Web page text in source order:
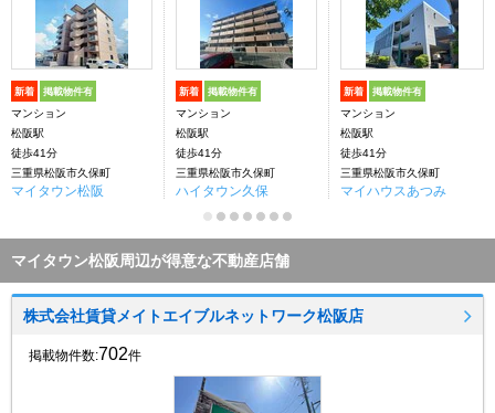
新着 掲載物件有
マンション
松阪駅
徒歩41分
三重県松阪市久保町
マイタウン松阪
新着 掲載物件有
マンション
松阪駅
徒歩41分
三重県松阪市久保町
ハイタウン久保
新着 掲載物件有
マンション
松阪駅
徒歩41分
三重県松阪市久保町
マイハウスあつみ
マイタウン松阪周辺が得意な不動産店舗
株式会社賃貸メイトエイブルネットワーク松阪店
掲載物件数:702件